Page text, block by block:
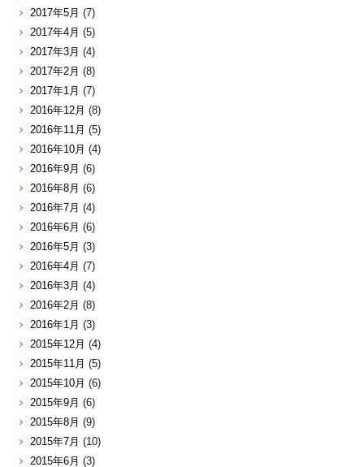
2017年5月 (7)
2017年4月 (5)
2017年3月 (4)
2017年2月 (8)
2017年1月 (7)
2016年12月 (8)
2016年11月 (5)
2016年10月 (4)
2016年9月 (6)
2016年8月 (6)
2016年7月 (4)
2016年6月 (6)
2016年5月 (3)
2016年4月 (7)
2016年3月 (4)
2016年2月 (8)
2016年1月 (3)
2015年12月 (4)
2015年11月 (5)
2015年10月 (6)
2015年9月 (6)
2015年8月 (9)
2015年7月 (10)
2015年6月 (3)